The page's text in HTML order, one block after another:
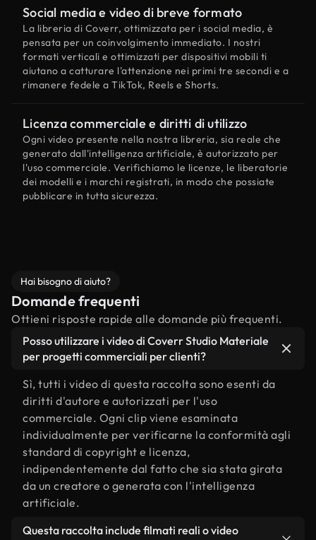
Social media e video di breve formato
La libreria di Coverr, ottimizzata per i social media, è
pensata per un coinvolgimento immediato. I nostri
formati verticali e ottimizzati per dispositivi mobili ti
aiutano a catturare l'attenzione nei primi tre secondi e a
rimanere fedele a TikTok, Reels e Shorts.
Licenza commerciale e diritti di utilizzo
Ogni video presente nella nostra libreria, sia reale che
generato dall'intelligenza artificiale, è autorizzato per
l'uso commerciale. Verifichiamo le licenze, le liberatorie
dei modelli e i marchi registrati, in modo che possiate
pubblicare in tutta sicurezza.
Hai bisogno di aiuto?
Domande frequenti
Ottieni risposte rapide alle domande più frequenti.
Posso utilizzare i video di Coverr Studio Materiale
per progetti commerciali per clienti?
Sì, tutti i video di questa raccolta sono esenti da
diritti d'autore e autorizzati per l'uso
commerciale. Ogni clip viene esaminata
individualmente per verificarne la conformità agli
standard di copyright e licenza,
indipendentemente dal fatto che sia stata girata
da un creatore o generata con l'intelligenza
artificiale.
Questa raccolta include filmati reali o video